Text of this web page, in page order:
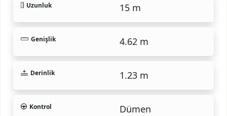
Uzunluk 15 m
Genişlik 4.62 m
Derinlik 1.23 m
Kontrol Dümen